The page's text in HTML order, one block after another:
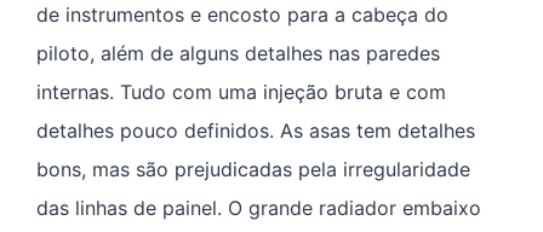
de instrumentos e encosto para a cabeça do
piloto, além de alguns detalhes nas paredes
internas. Tudo com uma injeção bruta e com
detalhes pouco definidos. As asas tem detalhes
bons, mas são prejudicadas pela irregularidade
das linhas de painel. O grande radiador embaixo